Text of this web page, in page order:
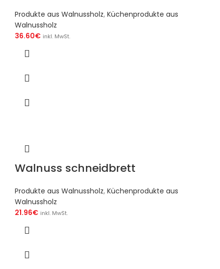
Produkte aus Walnussholz, Küchenprodukte aus
Walnussholz
36.60€ inkl. MwSt.
Walnuss schneidbrett
Produkte aus Walnussholz, Küchenprodukte aus
Walnussholz
21.96€ inkl. MwSt.